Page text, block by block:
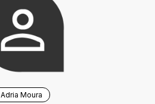
Adria Moura